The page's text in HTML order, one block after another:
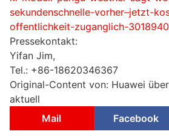
sekundenschnelle-vorher–jetzt-
offentlichkeit-zuganglich-
Pressekontakt:
Yifan Jim,
Tel.: +86-18620346367
Original-Content von: Huawei
aktuell
Mail
Facebook